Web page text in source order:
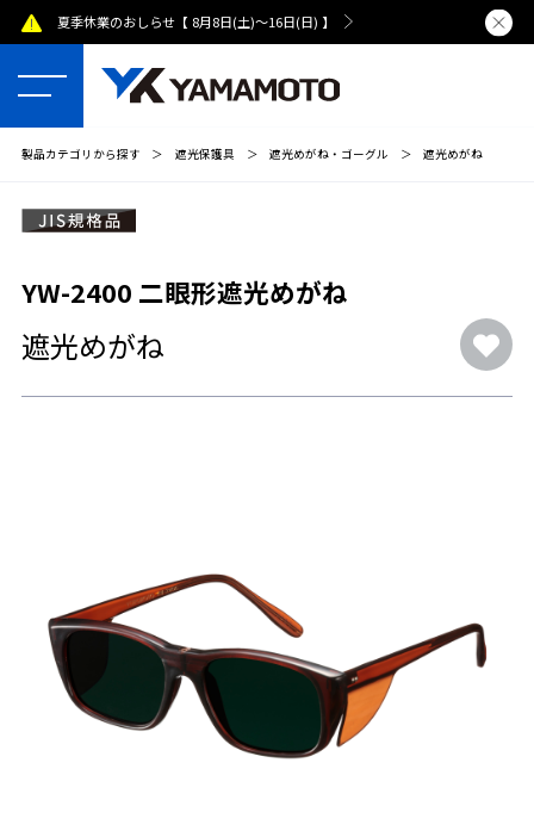
業のおしらせ【 8月8日(土)～16日(日) 】 熊本県で発生した地震に
製品カテゴリから探す ＞ 遮光保護具 ＞ 遮光めがね・ゴーグル ＞ 遮光めがね
YW-2400 二眼形遮光めがね
遮光めがね